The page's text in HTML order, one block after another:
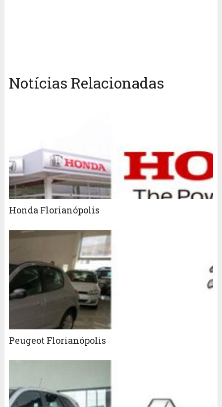
Notícias Relacionadas
Honda Florianópolis
Peugeot Florianópolis